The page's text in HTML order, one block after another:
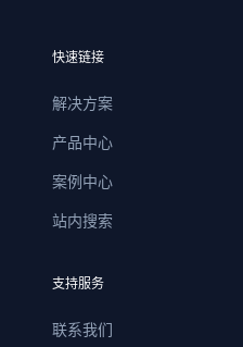
快速链接
解决方案
产品中心
案例中心
站内搜索
支持服务
联系我们